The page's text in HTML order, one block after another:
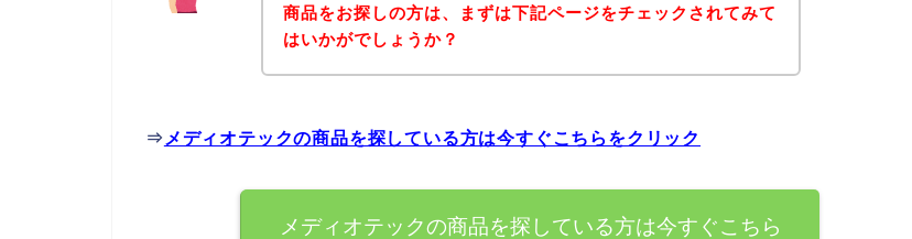
商品をお探しの方は、まずは下記ページをチェックされてみて
はいかがでしょうか？
⇒ メディオテックの商品を探している方は今すぐこちらをクリック
メディオテックの商品を探している方は今すぐこちら